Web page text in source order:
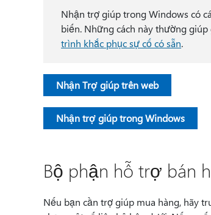
Nhận trợ giúp trong Windows có
biến. Những cách này thường
trình khắc phục sự cố có sẵn.
Nhận Trợ giúp trên web
Nhận trợ giúp trong Windows
Bộ phận hỗ trợ bán
Nếu bạn cần trợ giúp mua hàng, hãy